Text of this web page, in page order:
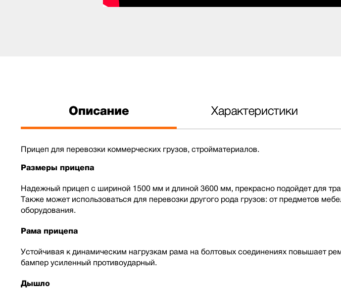
Описание Характеристики
Прицеп для перевозки коммерческих грузов, стройматериалов.
Размеры прицепа
Надежный прицеп с шириной 1500 мм и длиной 3600 мм, прекрасно подойдет для
Также может использоваться для перевозки другого рода грузов: от предметов
оборудования.
Рама прицепа
Устойчивая к динамическим нагрузкам рама на болтовых соединениях повышает
бампер усиленный противоударный.
Дышло